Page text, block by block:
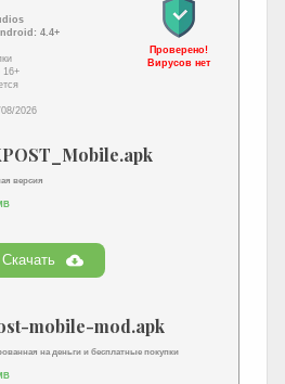
4.4+
16+
2026
Проверено!
Вирусов нет
версия
Скачать
mobile-mod.apk
на деньги и бесплатные покупки